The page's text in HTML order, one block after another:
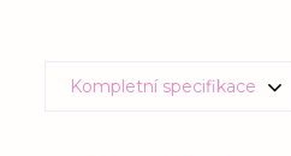
Kompletní specifikace